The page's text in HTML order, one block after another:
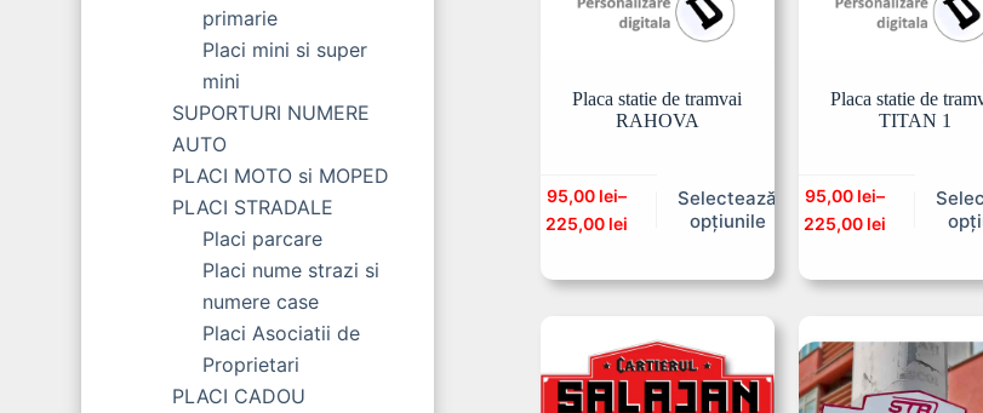
Placa statie de tramvai
RAHOVA
95,00 lei–
225,00 lei
Selectează
opțiunile
Placa statie de
TITAN 1
95,00 lei–
225,00 lei
primarie
Placi mini si super
mini
SUPORTURI NUMERE
AUTO
PLACI MOTO si MOPED
PLACI STRADALE
Placi parcare
Placi nume strazi si
numere case
Placi Asociatii de
Proprietari
PLACI CADOU